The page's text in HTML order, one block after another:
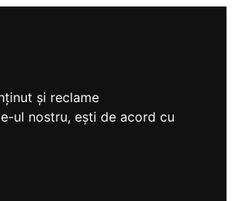
și reclame
ul nostru, ești de acord cu